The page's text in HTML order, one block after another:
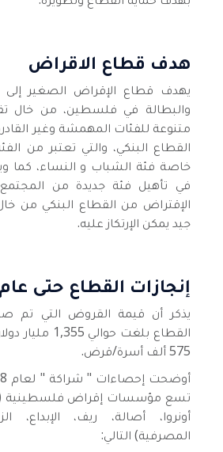
هدف قطاع الاقراض
يهدف قطاع الإقراض الصغير إلى
والبطالة في فلسطين، من خال
متنوعة للفئات المهمشة وغير
القطاع البنكي، والتي تعتبر من
خاصة فئة الشباب و النساء، كما
في تأهيل فئة جديدة من
الإقتراض من القطاع البنكي من خال
جيد يمكن الإرتكاز عليه.
إنجازات القطاع حتى عام 2018
يذكر أن قيمة القروض التي تم
القطاع بلغت
575 ألف أسرة/قرض.
تسع مؤسسات إقراض فلسطينية
أونروا، أصالة، ريف، الإبداع،
المصرفية) التالي: